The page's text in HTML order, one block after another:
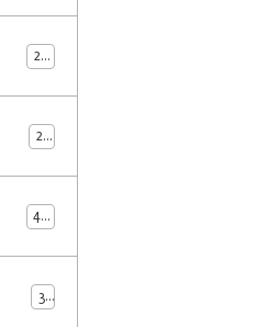
26
25
44
39